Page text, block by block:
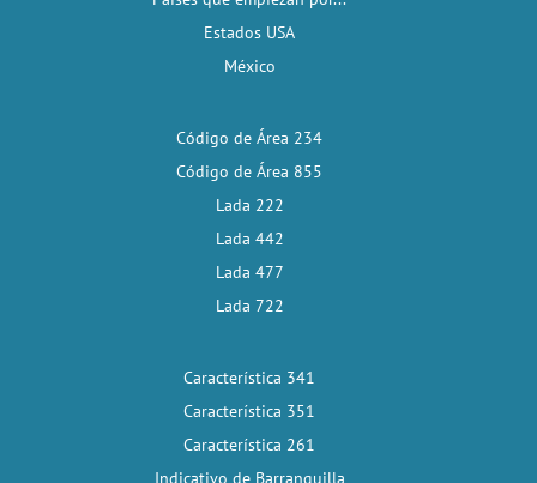
Estados USA
México
Código de Área 234
Código de Área 855
Lada 222
Lada 442
Lada 477
Lada 722
Característica 341
Característica 351
Característica 261
Indicativo de Barranquilla